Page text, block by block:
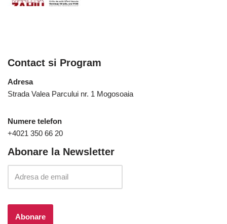
Contact si Program
Adresa
Strada Valea Parcului nr. 1 Mogosoaia
Numere telefon
+4021 350 66 20
Abonare la Newsletter